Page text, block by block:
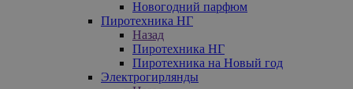
Новогодний парфюм
Пиротехника НГ
Назад
Пиротехника НГ
Пиротехника на Новый год
Электрогирлянды